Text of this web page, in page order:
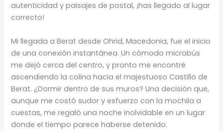
autenticidad y paisajes de postal, ¡has llegado al lugar
correcto!
Mi llegada a Berat desde Ohrid, Macedonia, fue el inicio
de una conexión instantánea. Un cómodo microbús
me dejó cerca del centro, y pronto me encontré
ascendiendo la colina hacia el majestuoso Castillo de
Berat. ¿Dormir dentro de sus muros? Una decisión que,
aunque me costó sudor y esfuerzo con la mochila a
cuestas, me regaló una noche inolvidable en un lugar
donde el tiempo parece haberse detenido.